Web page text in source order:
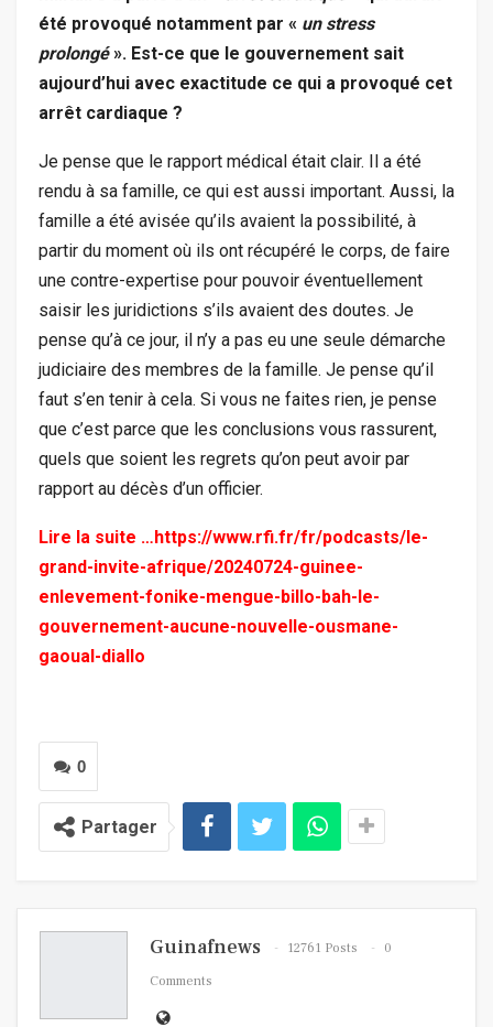
été provoqué notamment par « un stress
prolongé». Est-ce que le gouvernement sait
aujourd’hui avec exactitude ce qui a provoqué cet
arrêt cardiaque ?
Je pense que le rapport médical était clair. Il a été
rendu à sa famille, ce qui est aussi important. Aussi, la
famille a été avisée qu’ils avaient la possibilité, à
partir du moment où ils ont récupéré le corps, de faire
une contre-expertise pour pouvoir éventuellement
saisir les juridictions s’ils avaient des doutes. Je
pense qu’à ce jour, il n’y a pas eu une seule démarche
judiciaire des membres de la famille. Je pense qu’il
faut s’en tenir à cela. Si vous ne faites rien, je pense
que c’est parce que les conclusions vous rassurent,
quels que soient les regrets qu’on peut avoir par
rapport au décès d’un officier.
Lire la suite …https://www.rfi.fr/fr/podcasts/le-
grand-invite-afrique/20240724-guinee-
enlevement-fonike-mengue-billo-bah-le-
gouvernement-aucune-nouvelle-ousmane-
gaoual-diallo
0
Partager
Guinafnews 12761 Posts
0
Comments